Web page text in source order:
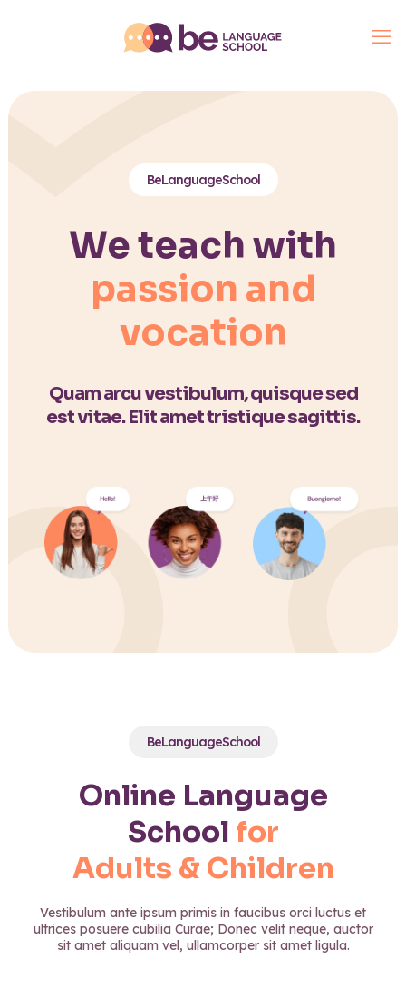
BeLanguageSchool
We teach with
passion and
vocation
Quam arcu vestibulum, quisque sed
est vitae. Elit amet tristique sagittis.
BeLanguageSchool
Online Language
School for
Adults & Children
Vestibulum ante ipsum primis in faucibus orci luctus et
ultrices posuere cubilia Curae; Donec velit neque, auctor
sit amet aliquam vel, ullamcorper sit amet ligula.